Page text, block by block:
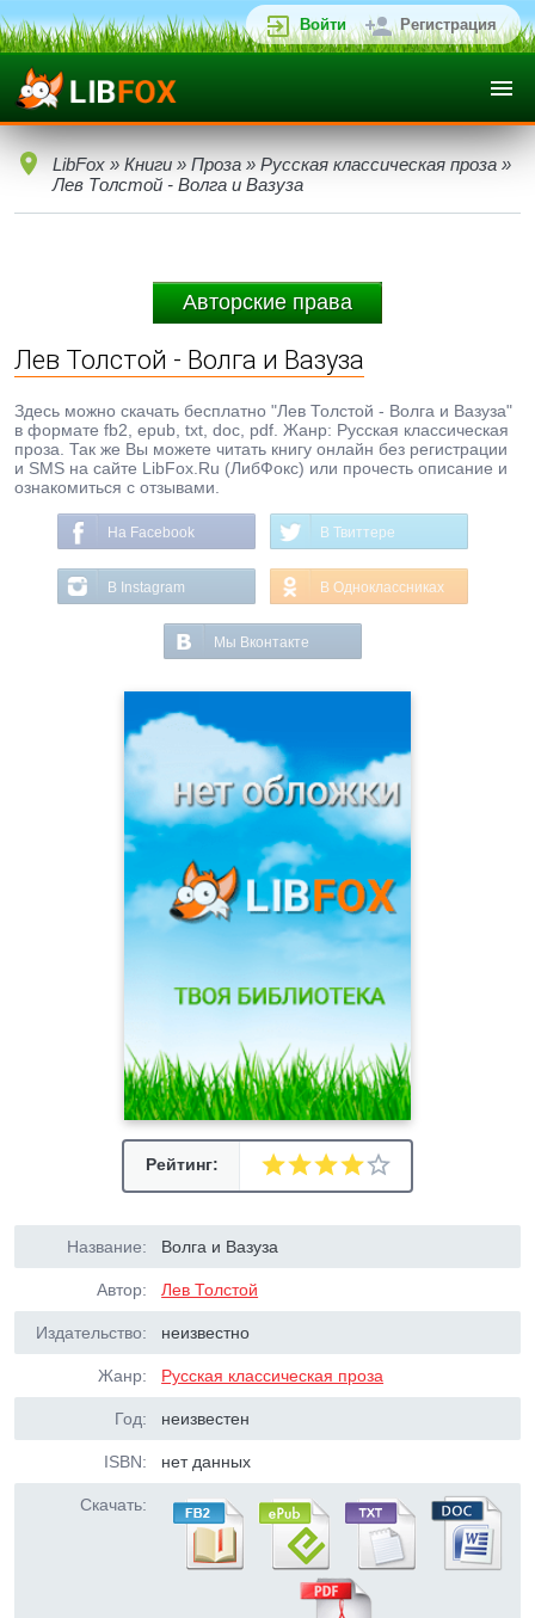
Войти Регистрация
LibFox » Книги » Проза » Русская классическая проза »
Лев Толстой - Волга и Вазуза
Авторские права
Лев Толстой - Волга и Вазуза
Здесь можно скачать бесплатно "Лев Толстой - Волга и Вазуза"
в формате fb2, epub, txt, doc, pdf. Жанр: Русская классическая
проза. Так же Вы можете читать книгу онлайн без регистрации
и SMS на сайте LibFox.Ru (ЛибФокс) или прочесть описание и
ознакомиться с отзывами.
На Facebook В Твиттере
В Instagram В Одноклассниках
Мы Вконтакте
Рейтинг:
Название: Волга и Вазуза
Автор: Лев Толстой
Издательство: неизвестно
Жанр: Русская классическая проза
Год: неизвестен
ISBN: нет данных
Скачать: